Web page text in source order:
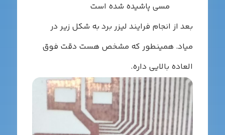
مسی پاشیده شده است
از انجام فرایند لیزر برد به شکل زیر در
همینطور که مشخص هست دقت فوق
بالایی داره.